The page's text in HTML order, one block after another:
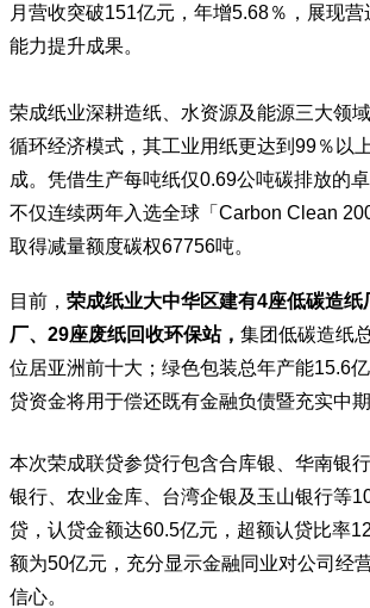
月营收突破151亿元，年增5.68％，展现营
能力提升成果。
荣成纸业深耕造纸、水资源及能源三大领
循环经济模式 ，其工业用纸更达到99％以
成。凭借生产每吨纸仅0.69公吨碳排放的
不仅连续两年入选全球「Carbon Clean
取得减量额度碳权67756吨。
目前， 荣成纸业大中华区建有4座低碳造纸
厂、29座废纸回收环保站， 集团低碳造纸
位居亚洲前十大；绿色包装总年产能15.6
贷资金将用于偿还既有金融负债暨充实中
本次荣成联贷参贷行包含合库银、华南银行
银行、农业金库、台湾企银及玉山银行等
贷，认贷金额达60.5亿元，超额认贷比率
额为50亿元，充分显示金融同业对公司经
信心。